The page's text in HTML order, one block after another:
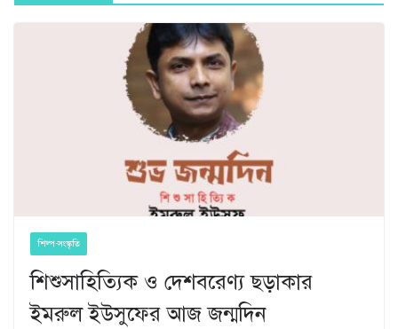
শিল্প-সংস্কৃতি
শিশুসাহিত্যিক ও দেশবরেণ্য ছড়াকার
ইমরুল ইউসুফের আজ জন্মদিন